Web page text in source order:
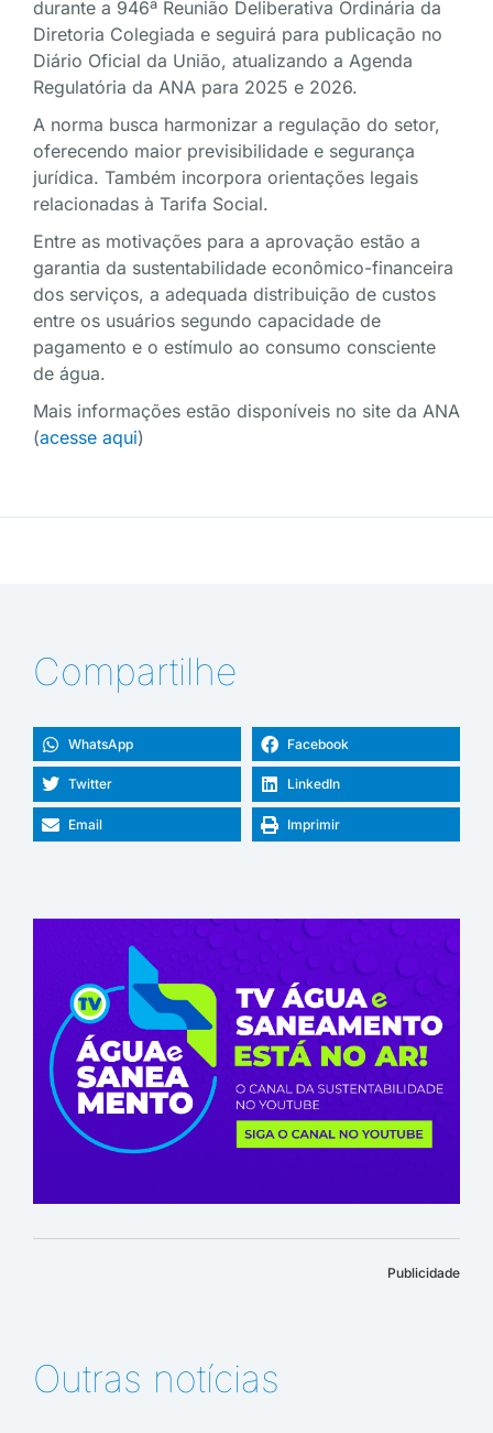
durante a 946ª Reunião Deliberativa Ordinária da
Diretoria Colegiada e seguirá para publicação no
Diário Oficial da União, atualizando a Agenda
Regulatória da ANA para 2025 e 2026.
A norma busca harmonizar a regulação do setor,
oferecendo maior previsibilidade e segurança
jurídica. Também incorpora orientações legais
relacionadas à Tarifa Social.
Entre as motivações para a aprovação estão a
garantia da sustentabilidade econômico-financeira
dos serviços, a adequada distribuição de custos
entre os usuários segundo capacidade de
pagamento e o estímulo ao consumo consciente
de água.
Mais informações estão disponíveis no site da ANA
(acesse aqui)
Compartilhe
WhatsApp Facebook
Twitter LinkedIn
Email Imprimir
Publicidade
Outras notícias